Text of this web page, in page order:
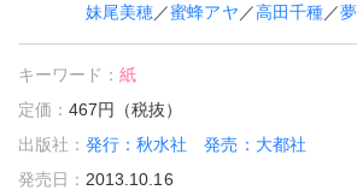
妹尾美穂／蜜蜂アヤ ／高田千種／
キーワード：紙
定価：467円（税抜）
出版社：発行：秋水社 発売：大都社
発売日： 2013.10.16